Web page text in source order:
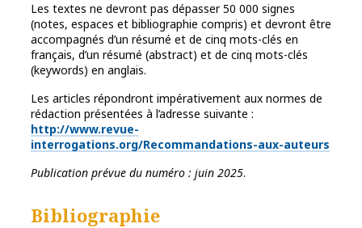
Les textes ne devront pas dépasser 50 000 signes
(notes, espaces et bibliographie compris) et devront être
accompagnés d’un résumé et de cinq mots-clés en
français, d’un résumé (abstract) et de cinq mots-clés
(keywords) en anglais.
Les articles répondront impérativement aux normes de
rédaction présentées à l’adresse suivante :
http://www.revue-
interrogations.org/Recommandations-aux-auteurs
Publication prévue du numéro : juin 2025.
Bibliographie